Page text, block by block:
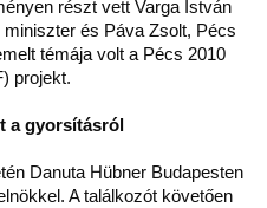
részt vett Varga István
és Páva Zsolt, Pécs
témája volt a Pécs 2010
projekt.
a gyorsításról
Danuta Hübner Budapesten
A találkozót követően